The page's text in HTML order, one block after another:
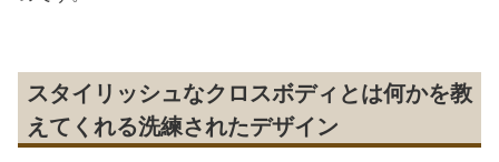
スタイリッシュなクロスボディとは何かを教
えてくれる洗練されたデザイン